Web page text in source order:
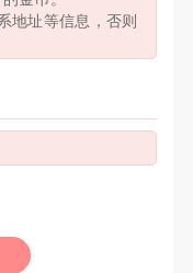
地址等信息，否则